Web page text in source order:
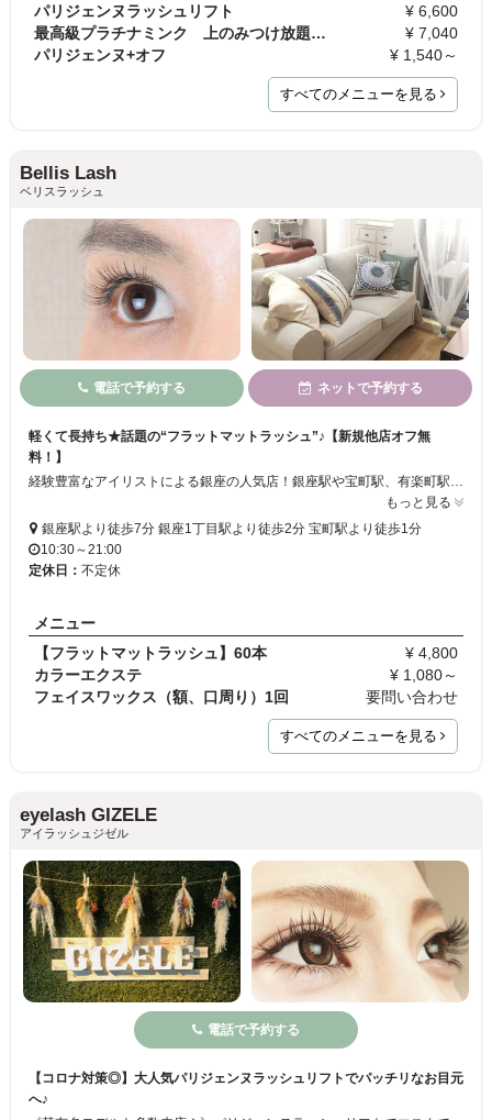
パリジェンヌラッシュリフト
¥ 6,600
最高級プラチナミンク 上のみつけ放題 ※付け替えの…
¥ 7,040
パリジェンヌ+オフ
¥ 1,540～
すべてのメニューを見る
Bellis Lash
ベリスラッシュ
電話で予約する ネットで予約する
軽くて長持ち★話題の“フラットマットラッシュ”♪【新規他店オフ無
料！】
もっと見る
銀座駅より徒歩7分 銀座1丁目駅より徒歩2分 宝町駅より徒歩1分
10:30～21:00
定休日： 不定休
メニュー
【フラットマットラッシュ】60本
¥ 4,800
カラーエクステ
¥ 1,080～
フェイスワックス（額、口周り）1回
要問い合わせ
すべてのメニューを見る
eyelash GIZELE
アイラッシュジゼル
電話で予約する
【コロナ対策◎】大人気パリジェンヌラッシュリフトでパッチリなお目元
へ♪